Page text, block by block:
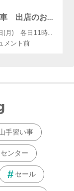
ロイズ移動販売車 出店のお知らせ
) 各日11時～19時
メント前
手習い事
ンター
セール